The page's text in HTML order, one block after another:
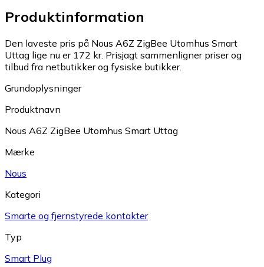
Produktinformation
Den laveste pris på Nous A6Z ZigBee Utomhus Smart
Uttag lige nu er 172 kr. Prisjagt sammenligner priser og
tilbud fra netbutikker og fysiske butikker.
Grundoplysninger
Produktnavn
Nous A6Z ZigBee Utomhus Smart Uttag
Mærke
Nous
Kategori
Smarte og fjernstyrede kontakter
Typ
Smart Plug